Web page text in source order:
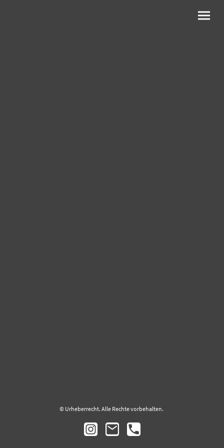
© Urheberrecht. Alle Rechte vorbehalten.